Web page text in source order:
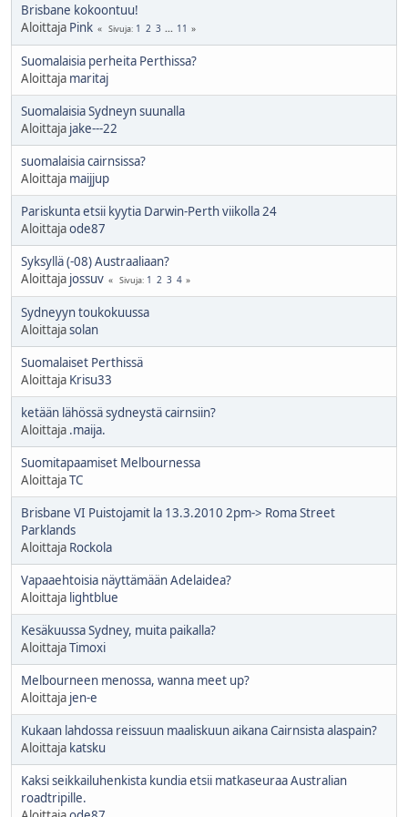
Brisbane kokoontuu!
Aloittaja Pink Sivuja 1 2 3 ... 11
Suomalaisia perheita Perthissa?
Aloittaja maritaj
Suomalaisia Sydneyn suunalla
Aloittaja jake---22
suomalaisia cairnsissa?
Aloittaja maijjup
Pariskunta etsii kyytia Darwin-Perth viikolla 24
Aloittajaode87
Syksyllä (-08) Austraaliaan?
Aloittaja jossuv Sivuja 1 2 3 4
Sydneyyn toukokuussa
Aloittajasolan
Suomalaiset Perthissä
Aloittaja Krisu33
ketään lähössä sydneystä cairnsiin?
Aloittaja .maija.
Suomitapaamiset Melbournessa
AloittajaTC
Brisbane VI Puistojamit la 13.3.2010 2pm-> Roma Street
Parklands
Aloittaja Rockola
Vapaaehtoisia näyttämään Adelaidea?
Aloittaja lightblue
Kesäkuussa Sydney, muita paikalla?
AloittajaTimoxi
Melbourneen menossa, wanna meet up?
Aloittaja jen-e
Kukaan lahdossa reissuun maaliskuun aikana Cairnsista alaspain?
Aloittaja katsku
Kaksi seikkailuhenkista kundia etsii matkaseuraa Australian
roadtripille.